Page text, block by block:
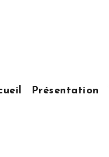
Présentation